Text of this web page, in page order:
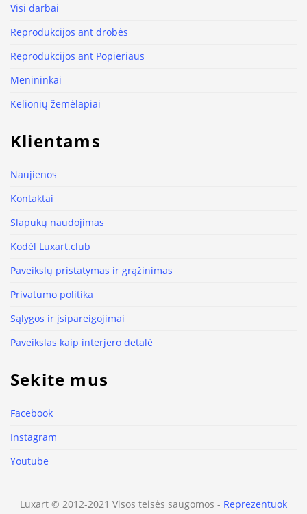
Visi darbai
Reprodukcijos ant drobės
Reprodukcijos ant Popieriaus
Menininkai
Kelionių žemėlapiai
Klientams
Naujienos
Kontaktai
Slapukų naudojimas
Kodėl Luxart.club
Paveikslų pristatymas ir grąžinimas
Privatumo politika
Sąlygos ir įsipareigojimai
Paveikslas kaip interjero detalė
Sekite mus
Facebook
Instagram
Youtube
Luxart © 2012-2021 Visos teisės saugomos - Reprezentuok